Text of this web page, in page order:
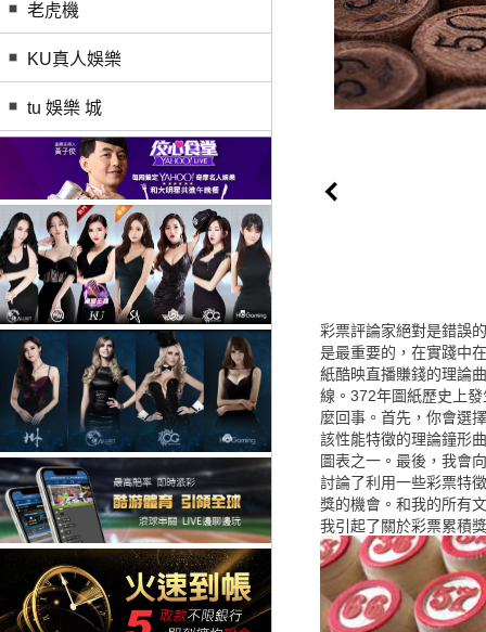
老虎機
KU真人娛樂
tu 娛樂 城
彩票評論家絕對是錯誤
是最重要的，在實踐中
紙酷映直播賺錢的理論
線。372年圖紙歷史上
麼回事。首先，你會選
該性能特徵的理論鐘形
圖表之一。最後，我會
討論了利用一些彩票特
獎的機會。和我的所有
我引起了關於彩票累積